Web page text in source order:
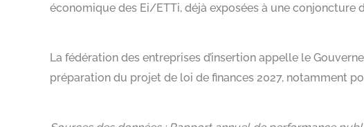
économique des Ei/ETTi, déjà exposées à une conjoncture
La fédération des entreprises d’insertion appelle le
préparation du projet de loi de finances 2027, notamment